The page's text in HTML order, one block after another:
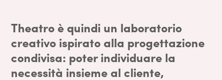
Theatro è quindi un laboratorio
creativo ispirato alla progettazione
condivisa: poter individuare la
necessità insieme al cliente,